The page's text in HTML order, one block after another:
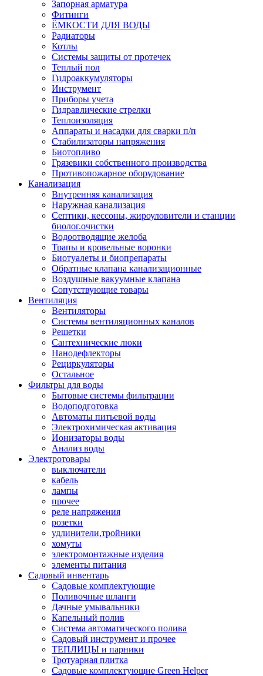
Запорная арматура
Фитинги
ЁМКОСТИ ДЛЯ ВОДЫ
Радиаторы
Котлы
Системы защиты от протечек
Теплый пол
Гидроаккумуляторы
Инструмент
Приборы учета
Гидравлические стрелки
Теплоизоляция
Аппараты и насадки для сварки п/п
Стабилизаторы напряжения
Биотопливо
Грязевики собственного производства
Противопожарное оборудование
Канализация
Внутренняя канализация
Наружная канализация
Септики, кессоны, жироуловители и станции
биолог.очистки
Водоотводящие желоба
Трапы и кровельные воронки
Биотуалеты и биопрепараты
Обратные клапана канализационные
Воздушные вакуумные клапана
Сопутствующие товары
Вентиляция
Вентиляторы
Системы вентиляционных каналов
Решетки
Сантехнические люки
Нанодефлекторы
Рециркуляторы
Остальное
Фильтры для воды
Бытовые системы фильтрации
Водоподготовка
Автоматы питьевой воды
Электрохимическая активация
Ионизаторы воды
Анализ воды
Электротовары
выключатели
кабель
лампы
прочее
реле напряжения
розетки
удлинители,тройники
хомуты
электромонтажные изделия
элементы питания
Садовый инвентарь
Садовые комплектующие
Поливочные шланги
Дачные умывальники
Капельный полив
Система автоматического полива
Садовый инструмент и прочее
ТЕПЛИЦЫ и парники
Тротуарная плитка
Садовые комплектующие Green Helper